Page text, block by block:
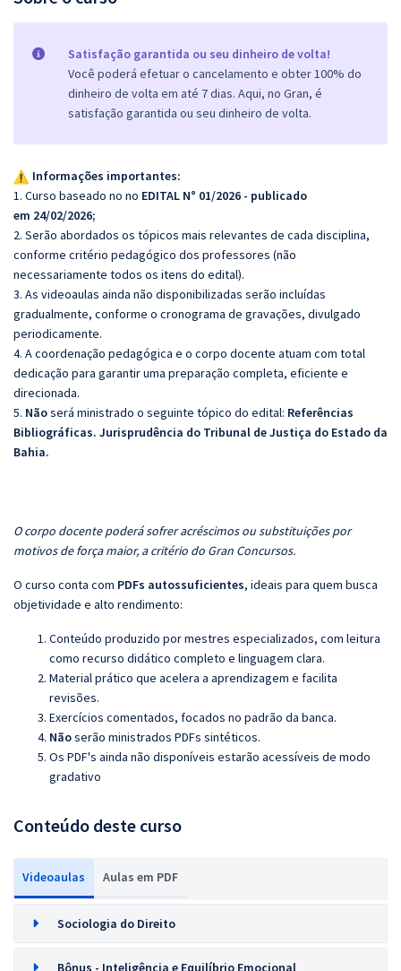
Satisfação garantida ou seu dinheiro de volta!
Você poderá efetuar o cancelamento e obter 100% do
dinheiro de volta em até 7 dias. Aqui, no Gran, é
satisfação garantida ou seu dinheiro de volta.
Informações importantes:
1. Curso baseado no no EDITAL N° 01/2026 - publicado
em 24/02/2026;
2. Serão abordados os tópicos mais relevantes de cada disciplina,
conforme critério pedagógico dos professores (não
necessariamente todos os itens do edital).
3. As videoaulas ainda não disponibilizadas serão incluídas
gradualmente, conforme o cronograma de gravações, divulgado
periodicamente.
4. A coordenação pedagógica e o corpo docente atuam com total
dedicação para garantir uma preparação completa, eficiente e
direcionada.
5. Nãoserá ministrado o seguinte tópico do edital: Referências
Bibliográficas. Jurisprudência do Tribunal de Justiça do Estado da
Bahia.
O corpo docente poderá sofrer acréscimos ou substituições por
motivos de força maior, a critério do Gran Concursos.
O curso conta com PDFs autossuficientes, ideais para quem busca
objetividade e alto rendimento:
Conteúdo produzido por mestres especializados, com leitura
como recurso didático completo e linguagem clara.
Material prático que acelera a aprendizagem e facilita
revisões.
Exercícios comentados, focados no padrão da banca.
Nãoserão ministrados PDFs sintéticos.
Os PDF's ainda não disponíveis estarão acessíveis de modo
gradativo
Conteúdo deste curso
Videoaulas Aulas em PDF
Sociologia do Direito
Bônus - Inteligência e Equilíbrio Emocional